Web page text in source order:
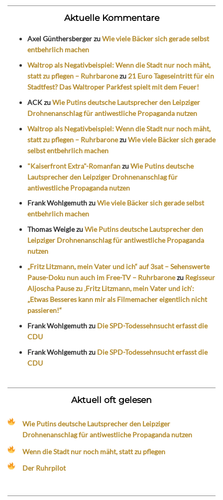
Aktuelle Kommentare
Axel GünthersbergerzuWie viele Bäcker sich gerade selbst
entbehrlich machen
Waltrop als Negativbeispiel: Wenn die Stadt nur noch mäht,
statt zu pflegen – Ruhrbaronezu 21 Euro Tageseintritt für ein
Stadtfest? Das Waltroper Parkfest spielt mit dem Feuer!
ACKzuWie Putins deutsche Lautsprecher den Leipziger
Drohnenanschlag für antiwestliche Propaganda nutzen
Waltrop als Negativbeispiel: Wenn die Stadt nur noch mäht,
statt zu pflegen – RuhrbaronezuWie viele Bäcker sich gerade
selbst entbehrlich machen
"Kaiserfront Extra"-RomanfanzuWie Putins deutsche
Lautsprecher den Leipziger Drohnenanschlag für
antiwestliche Propaganda nutzen
Frank WohlgemuthzuWie viele Bäcker sich gerade selbst
entbehrlich machen
Thomas WeiglezuWie Putins deutsche Lautsprecher den
Leipziger Drohnenanschlag für antiwestliche Propaganda
nutzen
„Fritz Litzmann, mein Vater und ich“ auf 3sat – Sehenswerte
Pause-Doku nun auch im Free-TV – Ruhrbaronezu Regisseur
Aljoscha Pause zu ‚Fritz Litzmann, mein Vater und ich‘:
„Etwas Besseres kann mir als Filmemacher eigentlich nicht
passieren!“
Frank Wohlgemuthzu Die SPD-Todessehnsucht erfasst die
CDU
Frank Wohlgemuthzu Die SPD-Todessehnsucht erfasst die
CDU
Aktuell oft gelesen
Wie Putins deutsche Lautsprecher den Leipziger
Drohnenanschlag für antiwestliche Propaganda nutzen
Wenn die Stadt nur noch mäht, statt zu pflegen
Der Ruhrpilot